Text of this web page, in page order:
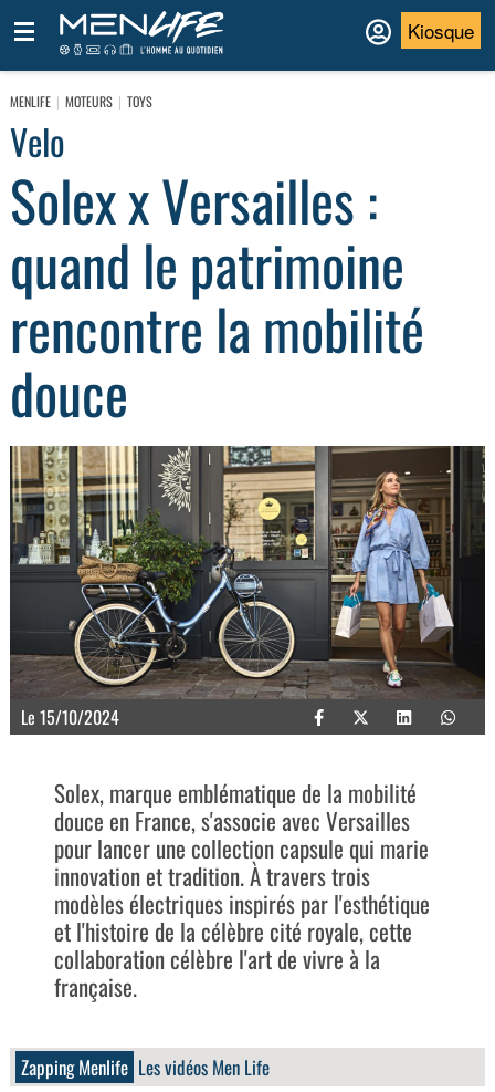
Kiosque
MENLIFE MOTEURS TOYS
Velo
Solex x Versailles :
quand le patrimoine
rencontre la mobilité
douce
Le 15/10/2024
Solex, marque emblématique de la mobilité
douce en France, s'associe avec Versailles
pour lancer une collection capsule qui marie
innovation et tradition. À travers trois
modèles électriques inspirés par l'esthétique
et l'histoire de la célèbre cité royale, cette
collaboration célèbre l'art de vivre à la
française.
Zapping Menlife Les vidéos Men Life